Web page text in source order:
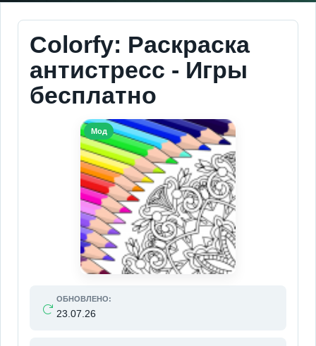
Colorfy: Раскраска
антистресс - Игры
бесплатно
ОБНОВЛЕНО:
23.07.26
Мод